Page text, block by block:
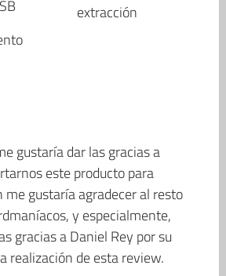
extracción
gustaría dar las gracias a
este producto para
me gustaría agradecer al resto
y especialmente,
gracias a Daniel Rey por su
realización de esta review.